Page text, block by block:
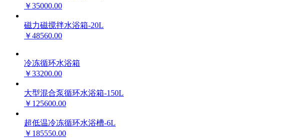
￥35000.00
磁力磁搅拌水浴箱-20L
￥48560.00
冷冻循环水浴箱
￥33200.00
大型混合泵循环水浴箱-150L
￥125600.00
超低温冷冻循环水浴槽-6L
￥185550.00